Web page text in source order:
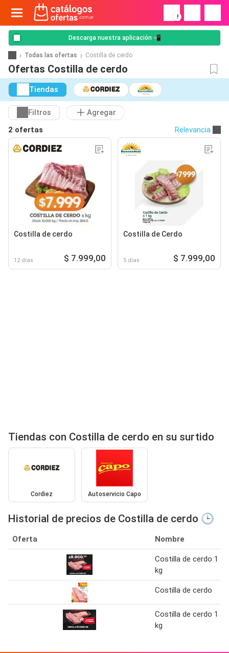
!
Descarga nuestra aplicación 📲
Todas las ofertas Costilla de cerdo
Ofertas Costilla de cerdo
Tiendas
Filtros
Agregar
2 ofertas
Relevancia
Costilla de cerdo
12 días $ 7.999,00
Costilla de Cerdo
5 días $ 7.999,00
Tiendas con Costilla de cerdo en su surtido
Cordiez Autoservicio Capo
Historial de precios de Costilla de cerdo 🕒
Oferta Nombre
Costilla de cerdo 1
kg
Costilla de cerdo
Costilla de cerdo 1
kg